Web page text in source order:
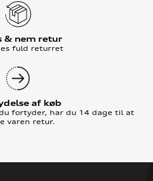
& nem retur
fuld returret
af køb
fortyder, har du 14 dage til at
varen retur.